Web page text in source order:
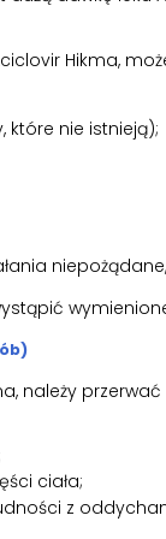
Hikma,
które nie istnieją);
należy
ciała;
z